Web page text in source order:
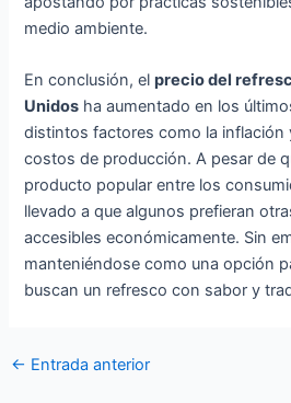
medio ambiente.
En conclusión, elprecio del
Unidos ha aumentado en los
distintos factores como la inflación
costos de producción. A pesar de
producto popular entre los
llevado a que algunos prefieran
accesibles económicamente. Sin
manteniéndose como una opción
buscan un refresco con sabor y
Navegación
← Entrada anterior